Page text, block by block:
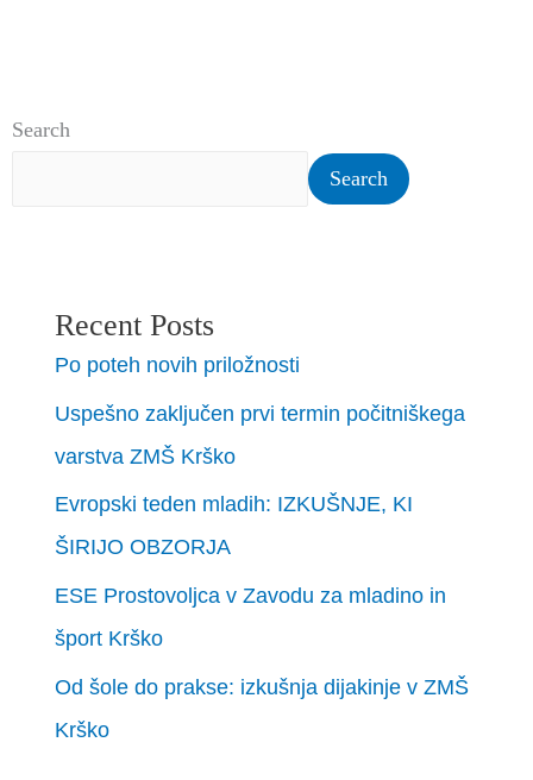
Search
Search
Recent Posts
Po poteh novih priložnosti
Uspešno zaključen prvi termin počitniškega
varstva ZMŠ Krško
Evropski teden mladih: IZKUŠNJE, KI
ŠIRIJO OBZORJA
ESE Prostovoljca v Zavodu za mladino in
šport Krško
Od šole do prakse: izkušnja dijakinje v ZMŠ
Krško